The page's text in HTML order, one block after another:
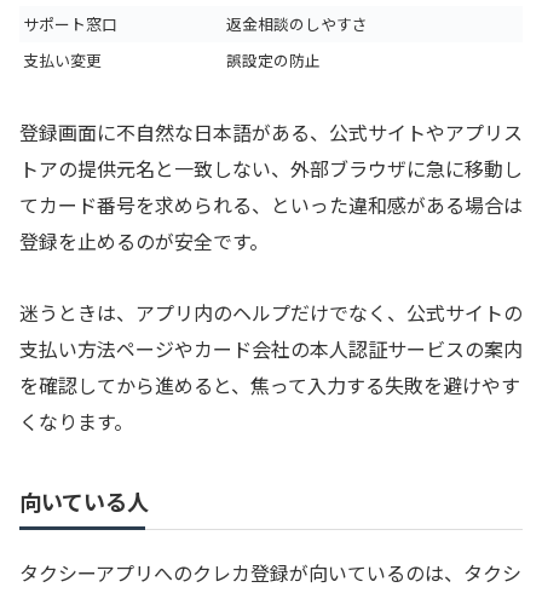
サポート窓口
返金相談のしやすさ
支払い変更
誤設定の防止
登録画面に不自然な日本語がある、公式サイトやアプリス
トアの提供元名と一致しない、外部ブラウザに急に移動し
てカード番号を求められる、といった違和感がある場合は
登録を止めるのが安全です。
迷うときは、アプリ内のヘルプだけでなく、公式サイトの
支払い方法ページやカード会社の本人認証サービスの案内
を確認してから進めると、焦って入力する失敗を避けやす
くなります。
向いている人
タクシーアプリへのクレカ登録が向いているのは、タクシ